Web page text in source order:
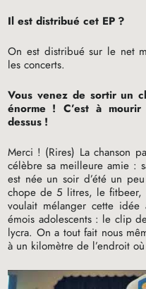
Il est distribué cet EP ?
On est distribué sur le net
les concerts.
Vous venez de sortir un
énorme ! C’est à
dessus !
Merci ! (Rires) La chanson
célèbre sa meilleure amie :
est née un soir d’été un
chope de 5 litres, le fitbeer,
voulait mélanger cette idée
émois adolescents : le clip
lycra. On a tout fait nous
à un kilomètre de l’endroit